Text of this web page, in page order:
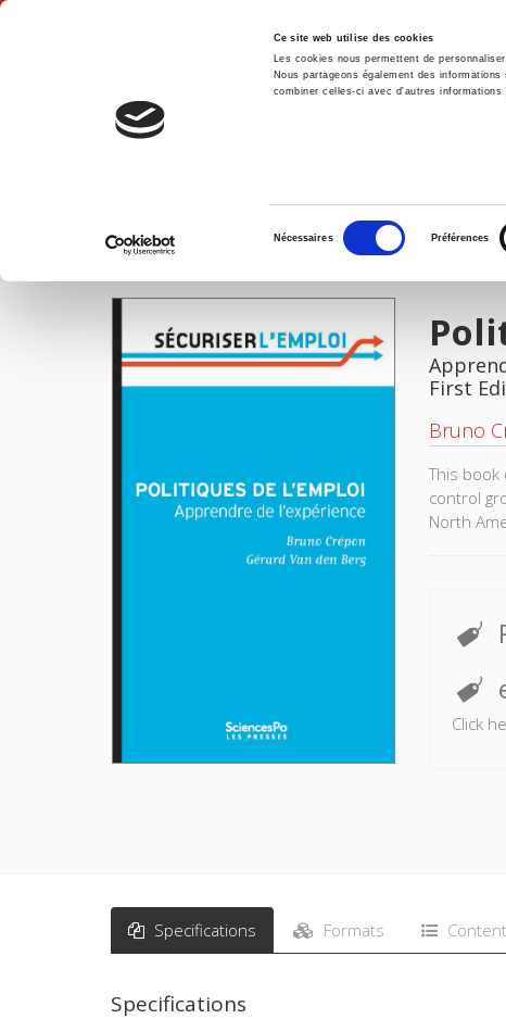
Ce site web utilise des cookies
Les cookies nous permettent de
Nous partageons également des
combiner celles-ci avec d'autres
consentement
Nécessaires Préférences
Home
IMAGES
First
Bruno
This
control
North
Click
Specifications Formats
Specifications